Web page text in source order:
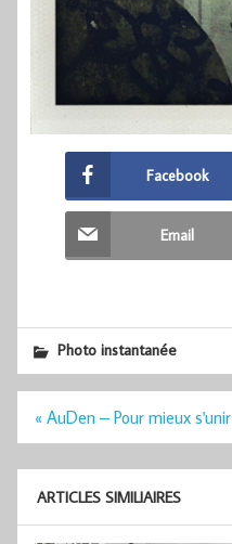
Facebook
Email
Photo instantanée
Navigation
l’article
« AuDen – Pour mieux s'unir
ARTICLES SIMILIAIRES